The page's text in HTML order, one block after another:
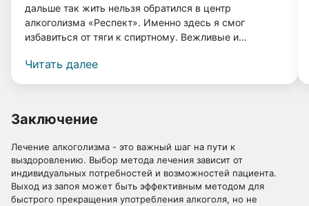
дальше так жить нельзя обратился в центр
алкоголизма «Респект». Именно здесь я смог
избавиться от тяги к спиртному. Вежливые и
мне вернуться к нормальной жизни. Прошло 4 года, и
Читать далее
Заключение
Лечение алкоголизма - это важный шаг на пути к
выздоровлению. Выбор метода лечения зависит от
индивидуальных потребностей и возможностей пациента.
Выход из запоя может быть эффективным методом для
быстрого прекращения употребления алкоголя, но не